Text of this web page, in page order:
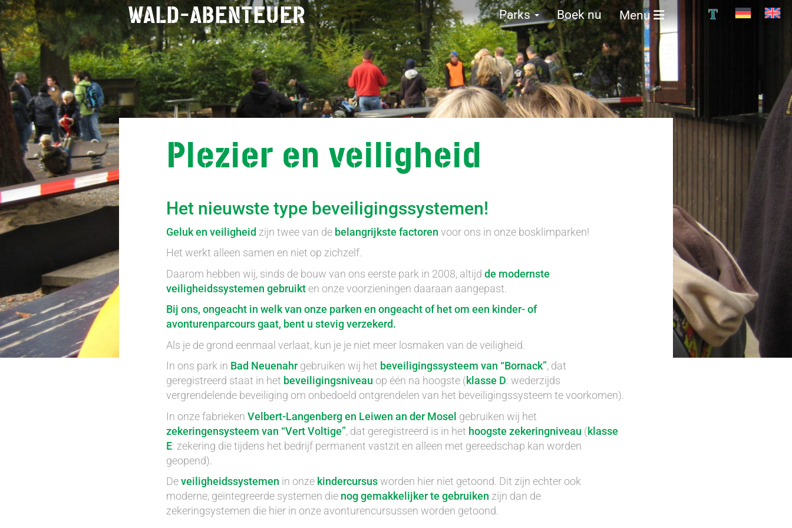
WALD-ABENTEUER Parks Boek nu Menu T
Plezier en veiligheid
Het nieuwste type beveiligingssystemen!
Geluk en veiligheid zijn twee van de belangrijkste factoren voor ons in onze bosklimparken!
Het werkt alleen samen en niet op zichzelf.
Daarom hebben wij, sinds de bouw van ons eerste park in 2008, altijd de modernste
veiligheidssystemen gebruikt en onze voorzieningen daaraan aangepast.
Bij ons, ongeacht in welk van onze parken en ongeacht of het om een kinder- of
avonturenparcours gaat, bent u stevig verzekerd.
Als je de grond eenmaal verlaat, kun je je niet meer losmaken van de veiligheid.
In ons park in Bad Neuenahrgebruiken wij het beveiligingssysteem van “Bornack”, dat
geregistreerd staat in het beveiligingsniveau op één na hoogste (klasse D: wederzijds
vergrendelende beveiliging om onbedoeld ontgrendelen van het beveiligingssysteem te voorkomen).
In onze fabrieken Velbert-Langenberg en Leiwen an der Mosel gebruiken wij het
zekeringensysteem van “Vert Voltige”, dat geregistreerd is in het hoogste zekeringniveau (klasse
E: zekering die tijdens het bedrijf permanent vastzit en alleen met gereedschap kan worden
geopend).
Deveiligheidssystemen in onze kindercursusworden hier niet getoond. Dit zijn echter ook
moderne, geïntegreerde systemen die nog gemakkelijker te gebruiken zijn dan de
zekeringsystemen die hier in onze avonturencursussen worden getoond.